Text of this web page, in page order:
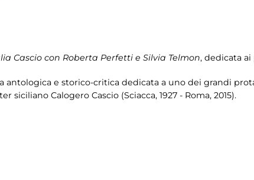
Cascio con Roberta Perfetti e Silvia Telmon, dedicata ai
antologica e storico-critica dedicata a uno dei grandi
Calogero Cascio (Sciacca, 1927 - Roma, 2015).